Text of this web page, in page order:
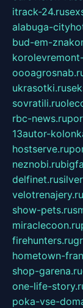
itrack-24.ru
alabuga-
bud-em-
ukrasotki.ru
sovratili.ru
rbc-news.ru
13autor-
hostserve.ru
neznobi.ru
delfinet.ru
velotrenajery.ru
show-pets.ru
miraclecoon.ru
firehunters.ru
hometown-
shop-garena.ru
one-life-
poka-vse-